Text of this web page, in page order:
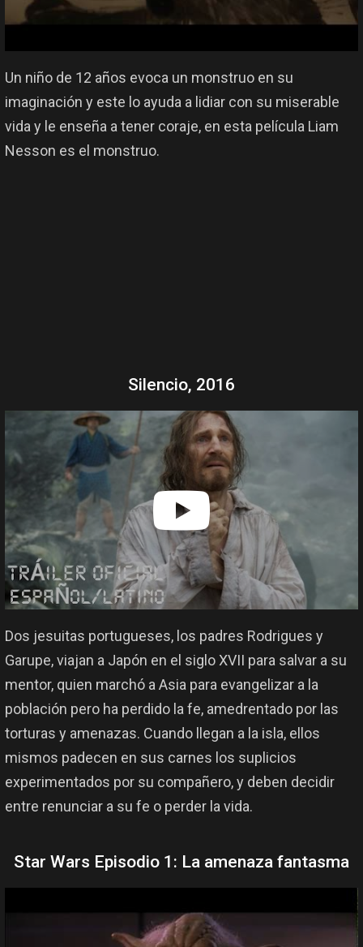
Un niño de 12 años evoca un monstruo en su
imaginación y este lo ayuda a lidiar con su miserable
vida y le enseña a tener coraje, en esta película Liam
Nesson es el monstruo.
Silencio, 2016
Dos jesuitas portugueses, los padres Rodrigues y
Garupe, viajan a Japón en el siglo XVII para salvar a su
mentor, quien marchó a Asia para evangelizar a la
población pero ha perdido la fe, amedrentado por las
torturas y amenazas. Cuando llegan a la isla, ellos
mismos padecen en sus carnes los suplicios
experimentados por su compañero, y deben decidir
entre renunciar a su fe o perder la vida.
Star Wars Episodio 1: La amenaza fantasma